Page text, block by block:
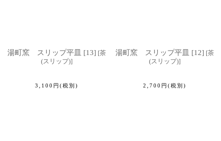
湯町窯 スリップ平皿 [13] [茶
(スリップ)]
3,100 円 (税別)
湯町窯 スリップ平皿 [12] [茶
(スリップ)]
2,700 円 (税別)